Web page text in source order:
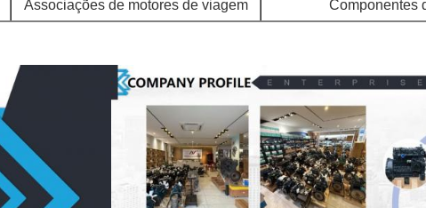
Associações de motores de viagem Componentes